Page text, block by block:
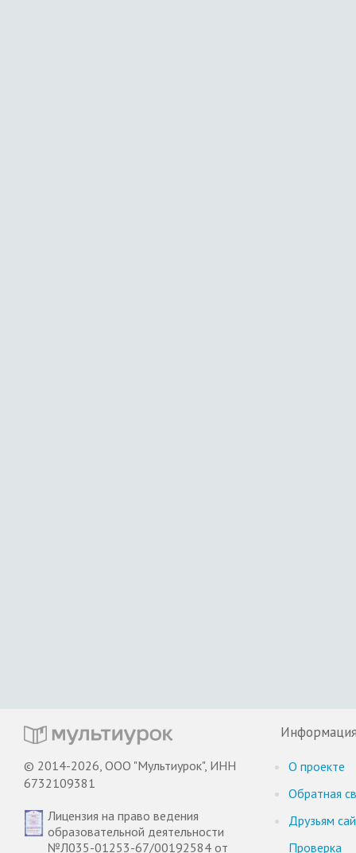
© 2014-2026, ООО "Мультиурок", ИНН
6732109381
Лицензия на право ведения
образовательной деятельности
№Л035-01253-67/00192584 от
О проекте
Обратная
Друзьям
Проверка